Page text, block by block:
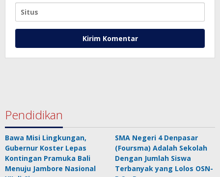
Pendidikan
Bawa Misi Lingkungan,
Gubernur Koster Lepas
Kontingan Pramuka Bali
Menuju Jambore Nasional
SMA Negeri 4 Denpasar
(Foursma) Adalah Sekolah
Dengan Jumlah Siswa
Terbanyak yang Lolos OSN-